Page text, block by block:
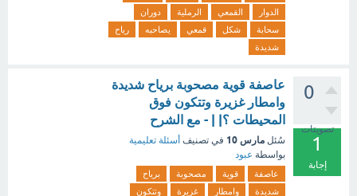
الدوار
القمعي الرملية
دوران
سحابة
شكل قمعي يصاحبه
رياح
شديدة
0
تصويتات
1
إجابة
عاصفة قوية مصحوبة برياح شديدة
وامطار غزيرة وتتكون فوق
المحيطات ؟| | - مع الشرح
سُئل مارس 10 في تصنيف أسئلة تعليمية
بواسطة عبود
عاصفة قوية مصحوبة
برياح
شديدة
وامطار غزيرة وتتكون